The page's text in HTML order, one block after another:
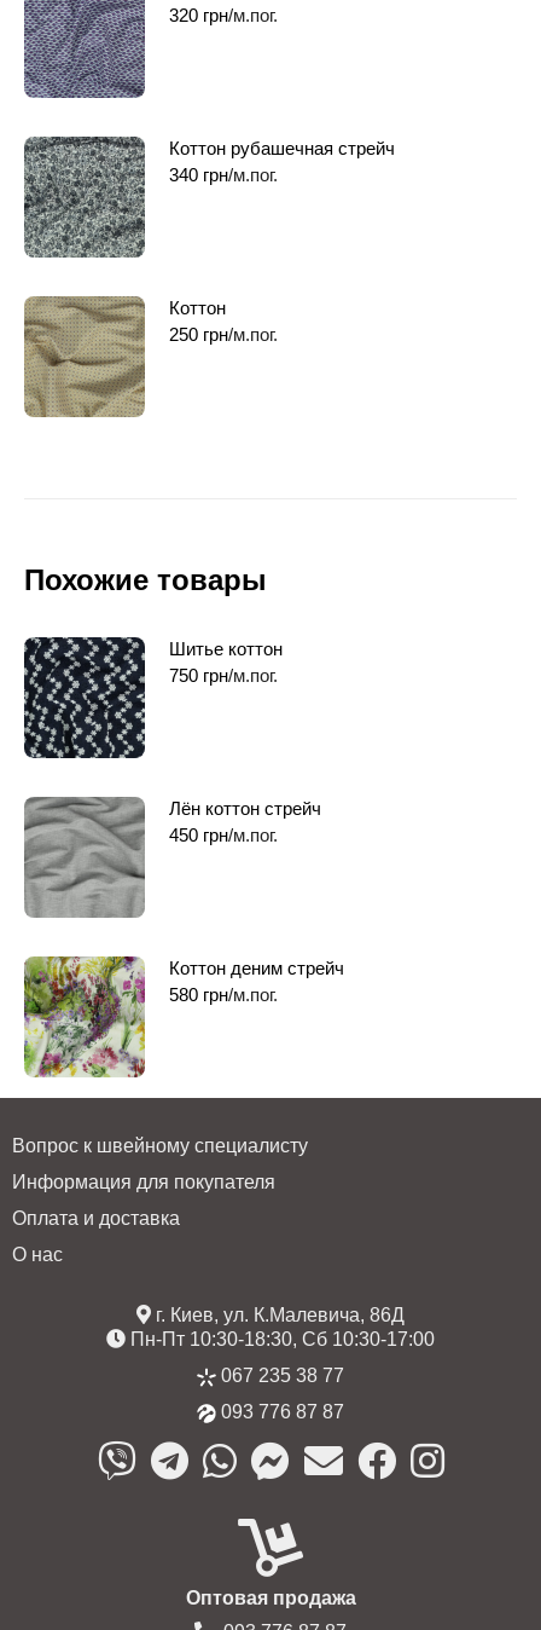
320 грн/м.пог.
Коттон рубашечная стрейч
340 грн/м.пог.
Коттон
250 грн/м.пог.
Похожие товары
Шитье коттон
750 грн/м.пог.
Лён коттон стрейч
450 грн/м.пог.
Коттон деним стрейч
580 грн/м.пог.
Вопрос к швейному специалисту
Информация для покупателя
Оплата и доставка
О нас
г. Киев, ул. К.Малевича, 86Д
Пн-Пт 10:30-18:30, Сб 10:30-17:00
067 235 38 77
093 776 87 87
Оптовая продажа